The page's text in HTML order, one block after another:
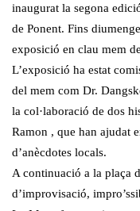
inaugurat la segona
de Ponent. Fins
exposició en clau mem
L’exposició ha estat
del mem com Dr.
la col·laboració de dos
Ramon , que han ajudat
d’anècdotes locals.
A continuació a la plaça
d’improvisació,